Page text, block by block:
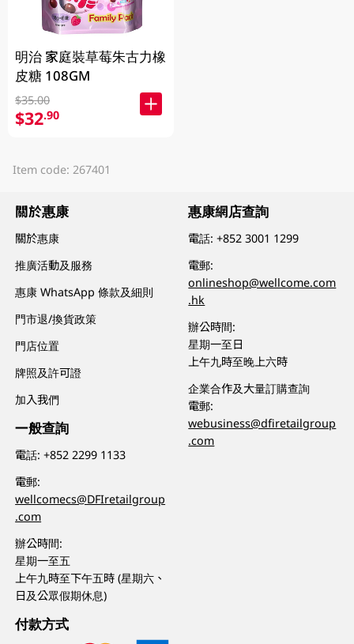
明治 家庭裝草莓朱古力橡
皮糖 108GM
$35.00
$32.90
Item code: 267401
關於惠康
關於惠康
推廣活動及服務
惠康 WhatsApp 條款及細則
門市退/換貨政策
門店位置
牌照及許可證
加入我們
一般查詢
電話:+852 2299 1133
電郵:
wellcomecs@DFIretailgroup
.com
辦公時間:
星期一至五
上午九時至下午五時 (星期六、
日及公眾假期休息)
惠康網店查詢
電話:+852 3001 1299
電郵:
onlineshop@wellcome.com
.hk
辦公時間:
星期一至日
上午九時至晚上六時
企業合作及大量訂購查詢
電郵:
webusiness@dfiretailgroup
.com
付款方式